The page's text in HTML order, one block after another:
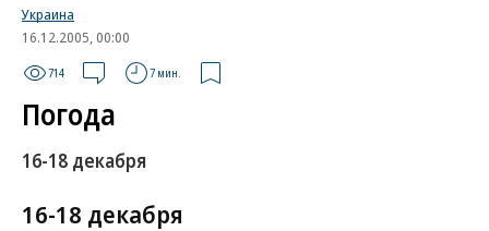
Украина
16.12.2005, 00:00
714 7 мин.
Погода
16-18 декабря
16-18 декабря